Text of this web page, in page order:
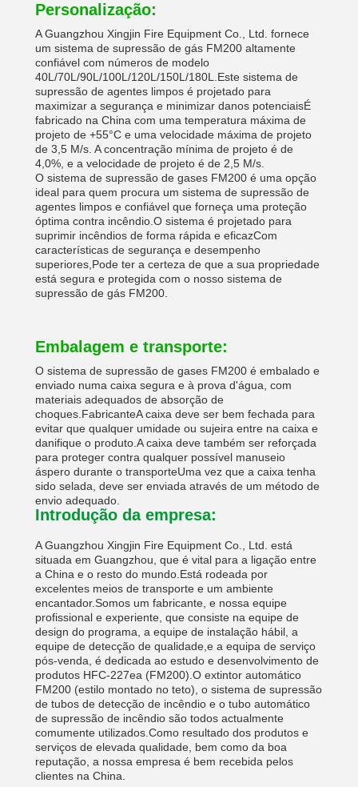
Personalização:
A Guangzhou Xingjin Fire Equipment Co., Ltd. fornece
um sistema de supressão de gás FM200 altamente
confiável com números de modelo
40L/70L/90L/100L/120L/150L/180L.Este sistema de
supressão de agentes limpos é projetado para
maximizar a segurança e minimizar danos potenciaisÉ
fabricado na China com uma temperatura máxima de
projeto de +55°C e uma velocidade máxima de projeto
de 3,5 M/s. A concentração mínima de projeto é de
4,0%, e a velocidade de projeto é de 2,5 M/s.
O sistema de supressão de gases FM200 é uma opção
ideal para quem procura um sistema de supressão de
agentes limpos e confiável que forneça uma proteção
óptima contra incêndio.O sistema é projetado para
suprimir incêndios de forma rápida e eficazCom
características de segurança e desempenho
superiores,Pode ter a certeza de que a sua propriedade
está segura e protegida com o nosso sistema de
supressão de gás FM200.
Embalagem e transporte:
O sistema de supressão de gases FM200 é embalado e
enviado numa caixa segura e à prova d'água, com
materiais adequados de absorção de
choques.FabricanteA caixa deve ser bem fechada para
evitar que qualquer umidade ou sujeira entre na caixa e
danifique o produto.A caixa deve também ser reforçada
para proteger contra qualquer possível manuseio
áspero durante o transporteUma vez que a caixa tenha
sido selada, deve ser enviada através de um método de
envio adequado.
Introdução da empresa:
A Guangzhou Xingjin Fire Equipment Co., Ltd. está
situada em Guangzhou, que é vital para a ligação entre
a China e o resto do mundo.Está rodeada por
excelentes meios de transporte e um ambiente
encantador.Somos um fabricante, e nossa equipe
profissional e experiente, que consiste na equipe de
design do programa, a equipe de instalação hábil, a
equipe de detecção de qualidade,e a equipa de serviço
pós-venda, é dedicada ao estudo e desenvolvimento de
produtos HFC-227ea (FM200).O extintor automático
FM200 (estilo montado no teto), o sistema de supressão
de tubos de detecção de incêndio e o tubo automático
de supressão de incêndio são todos actualmente
comumente utilizados.Como resultado dos produtos e
serviços de elevada qualidade, bem como da boa
reputação, a nossa empresa é bem recebida pelos
clientes na China.